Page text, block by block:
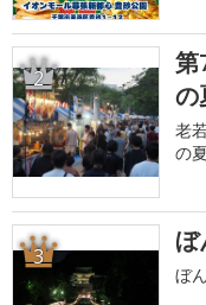
2
第
の
老
の
3 ぼ
ぼ